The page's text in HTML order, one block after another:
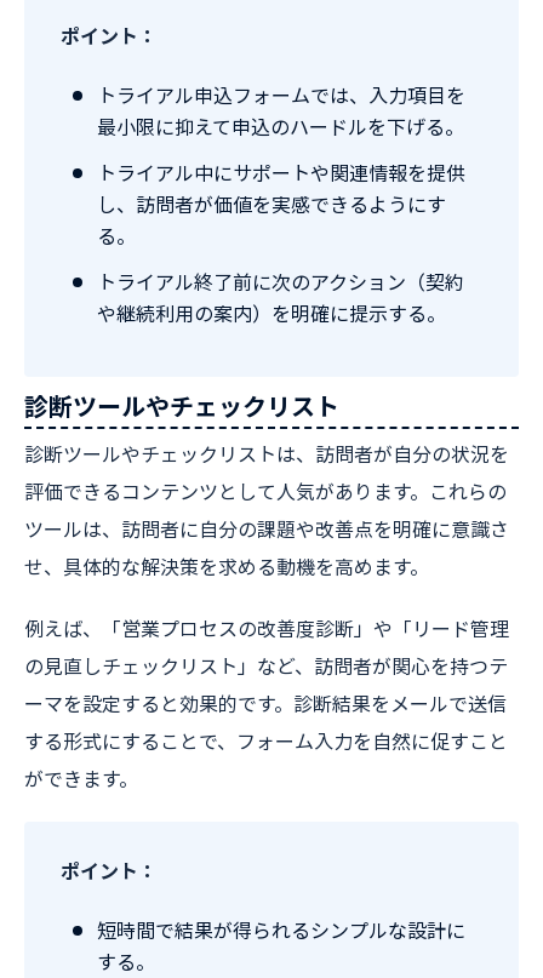
ポイント：
トライアル申込フォームでは、入力項目を
最小限に抑えて申込のハードルを下げる。
トライアル中にサポートや関連情報を提供
し、訪問者が価値を実感できるようにす
る。
トライアル終了前に次のアクション（契約
や継続利用の案内）を明確に提示する。
診断ツールやチェックリスト
診断ツールやチェックリストは、訪問者が自分の状況を
評価できるコンテンツとして人気があります。これらの
ツールは、訪問者に自分の課題や改善点を明確に意識さ
せ、具体的な解決策を求める動機を高めます。
例えば、「営業プロセスの改善度診断」や「リード管理
の見直しチェックリスト」など、訪問者が関心を持つテ
ーマを設定すると効果的です。診断結果をメールで送信
する形式にすることで、フォーム入力を自然に促すこと
ができます。
ポイント：
短時間で結果が得られるシンプルな設計に
する。